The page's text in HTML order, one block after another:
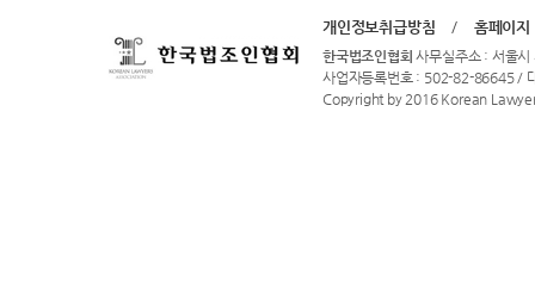
개인정보취급방침 / 홈페이지
한국법조인협회 사무실주소 : 서울
사업자등록번호 : 502-82-86645 /
Copyright by 2016 Korean